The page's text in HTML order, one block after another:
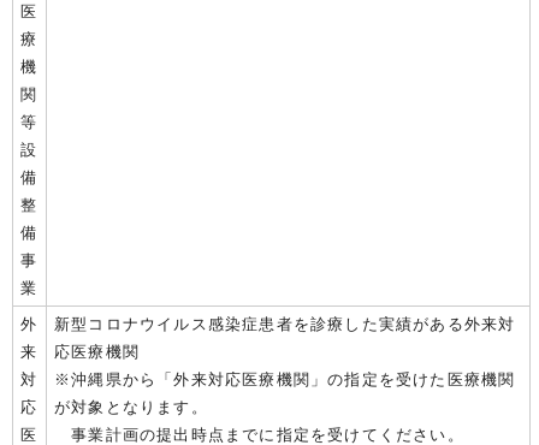
医
療
機
関
等
設
備
整
備
事
業
外
来
対
応
医
新型コロナウイルス感染症患者を診療した実績がある外来対
応医療機関
※沖縄県から「外来対応医療機関」の指定を受けた医療機関
が対象となります。
事業計画の提出時点までに指定を受けてください。